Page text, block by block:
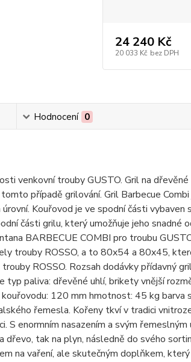
24 240 Kč
20 033 Kč bez DPH
Hodnocení 0
venkovní trouby GUSTO. Gril na
případě grilování. Gril Barbecue
Kouřovod je ve spodní části
části grilu, který umožňuje jeho snadné
BARBECUE COMBI pro troubu
trouby ROSSO, a to 80x54 a 80x45,
ROSSO. Rozsah dodávky přídavný
typ paliva: dřevěné uhlí, brikety vnější
120 mm hmotnost: 45 kg barva
řemesla. Kořeny tkví v tradici
S enormním nasazením a svým
tak na plyn, následně do svého
na vaření, ale skutečným doplňkem,